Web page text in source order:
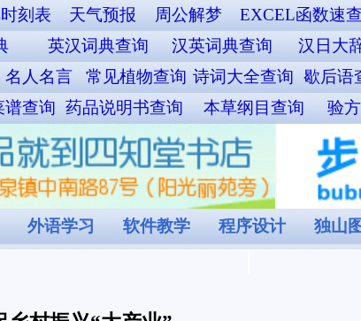
中文繁體
择吉黄历
百家姓查询
偏方查询
村窝文化